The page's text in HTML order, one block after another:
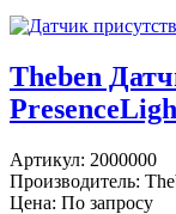
Theben
Артикул: 2000000
Производитель:
Цена: По запросу